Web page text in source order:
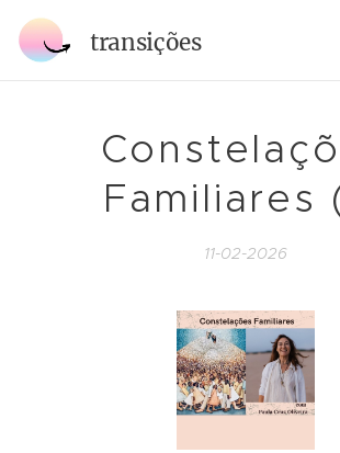
transições
Familiares
11-02-2026